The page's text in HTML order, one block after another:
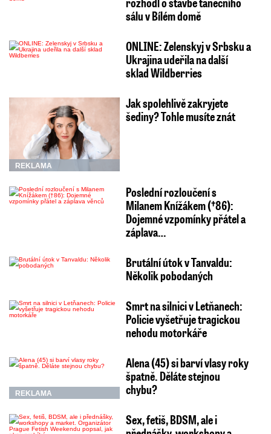
sálu v Bílém domě
ONLINE: Zelenskyj v Srbsku a
Ukrajina udeřila na další
sklad Wildberries
REKLAMA
Jak spolehlivě zakryjete
šediny? Tohle musíte znát
Poslední rozloučení s
Milanem Knížákem (†86):
Dojemné vzpomínky přátel a
záplava…
Brutální útok v Tanvaldu:
Několik pobodaných
Smrt na silnici v Letňanech:
Policie vyšetřuje tragickou
nehodu motorkáře
REKLAMA
Alena (45) si barví vlasy roky
špatně. Děláte stejnou
chybu?
Sex, fetiš, BDSM, ale i